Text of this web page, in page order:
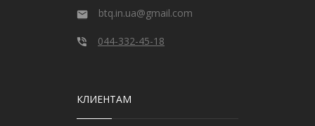
btq.in.ua@gmail.com
044-332-45-18
КЛИЕНТАМ